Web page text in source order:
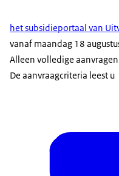
het subsidieportaal van
vanaf maandag 18
Alleen volledige
De aanvraagcriteria leest u